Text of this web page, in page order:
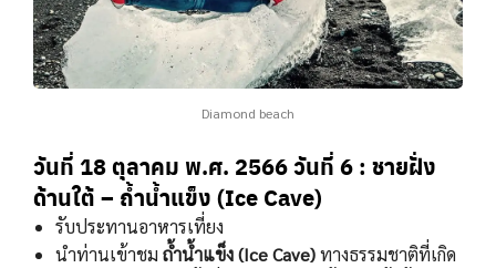
Diamond beach
วันที่ 18 ตุลาคม พ.ศ. 2566วันที่ 6 : ชายฝั่ง
ด้านใต้ – ถ้ำน้ำแข็ง (Ice Cave)
รับประทานอาหารเที่ยง
นำท่านเข้าชม ถ้ำน้ำแข็ง (Ice Cave)ทางธรรมชาติที่เกิด